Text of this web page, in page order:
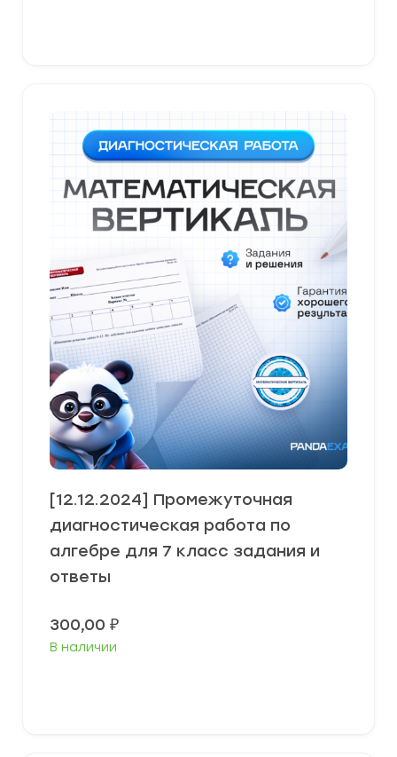
[12.12.2024] Промежуточная
диагностическая работа по
алгебре для 7 класс задания и
ответы
300,00 ₽
В наличии